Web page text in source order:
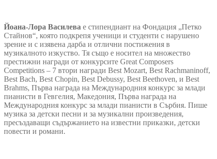
Йоана-Лора Василева е стипендиант на Фондация „Петко
Стайнов“, която подкрепя ученици и студенти с нарушено
зрение и с изявена дарба и отлични постижения в
музикалното изкуство. Тя също е носител на множество
престижни награди от конкурсите Great Composers
Competitions – 7 втори награди Best Mozart, Best Rachmaninoff,
Best Bach, Best Chopin, Best Debussy, Best Beethoven, и Best
Brahms, Първа награда на Международния конкурс за млади
пианисти в Гевгелия, Македония, Първа награда на
Международния конкурс за млади пианисти в Сърбия. Пише
музика за детски песни и за музикални произведения,
пресъздаващи съдържанието на известни приказки, детски
повести и романи.